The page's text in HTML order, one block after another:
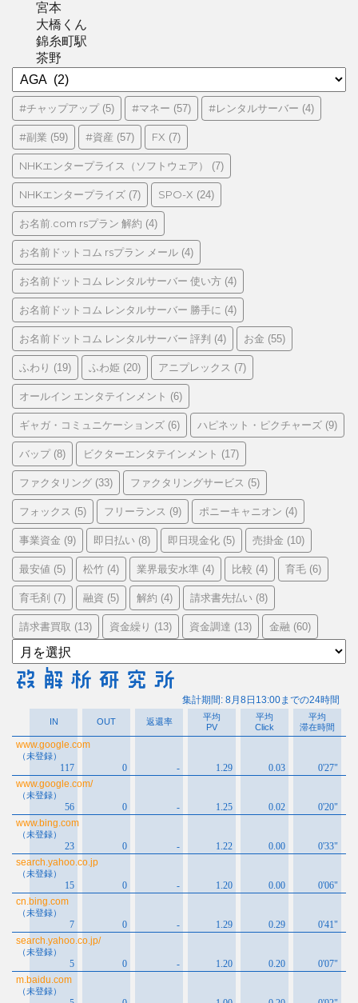
宮本
大橋くん
錦糸町駅
茶野
カ
テ
ゴ
リ
ー
#チャップアップ(5) #マネー (57) #レンタルサーバー (4)
#副業 (59) #資産 (57) FX (7)
NHKエンタープライス（ソフトウェア） (7)
NHKエンタープライズ (7) SPO-X (24)
お名前.com rsプラン 解約 (4)
お名前ドットコム rsプラン メール (4)
お名前ドットコム レンタルサーバー 使い方 (4)
お名前ドットコム レンタルサーバー 勝手に (4)
お名前ドットコム レンタルサーバー 評判 (4) お金 (55)
ふわり (19) ふわ姫 (20) アニプレックス (7)
オールイン エンタテインメント (6)
ギャガ・コミュニケーションズ (6) ハピネット・ピクチャーズ (9)
バップ(8) ビクターエンタテインメント (17)
ファクタリング (33) ファクタリングサービス (5)
フォックス (5) フリーランス (9) ポニーキャニオン (4)
事業資金 (9) 即日払い (8) 即日現金化 (5) 売掛金 (10)
最安値 (5) 松竹 (4) 業界最安水準 (4) 比較 (4) 育毛 (6)
育毛剤 (7) 融資 (5) 解約 (4) 請求書先払い (8)
請求書買取 (13) 資金繰り (13) 資金調達 (13) 金融 (60)
ア
ー
カ